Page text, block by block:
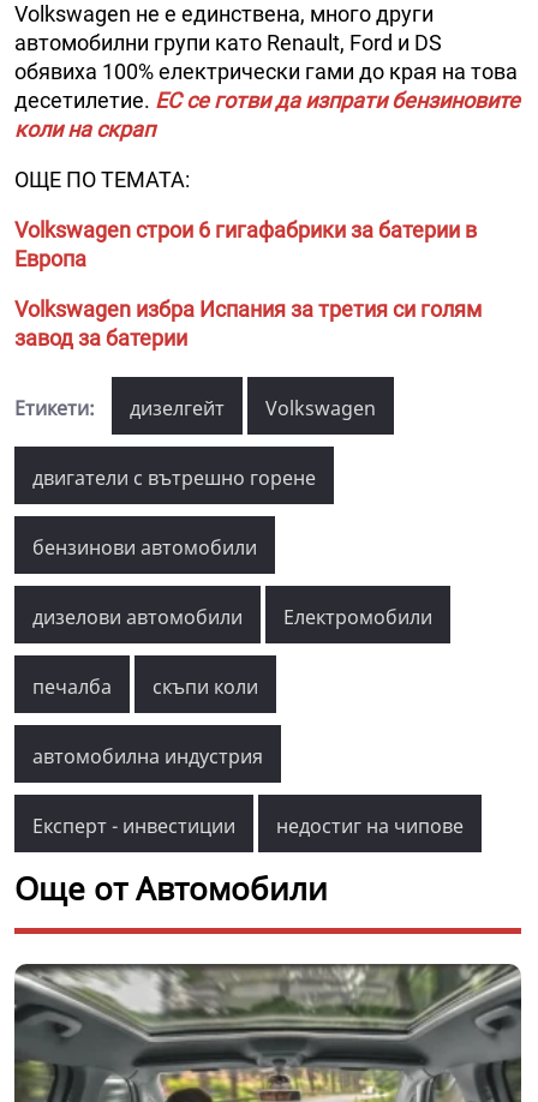
Volkswagen не е единствена, много други
автомобилни групи като Renault, Ford и DS
обявиха 100% електрически гами до края на това
десетилетие. ЕС се готви да изпрати бензиновите
коли на скрап
ОЩЕ ПО ТЕМАТА:
Volkswagen строи 6 гигафабрики за батерии в
Европа
Volkswagen избра Испания за третия си голям
завод за батерии
Етикети: дизелгейт Volkswagen
двигатели с вътрешно горене
бензинови автомобили
дизелови автомобили Електромобили
печалба скъпи коли
автомобилна индустрия
Експерт - инвестиции недостиг на чипове
Още от Автомобили